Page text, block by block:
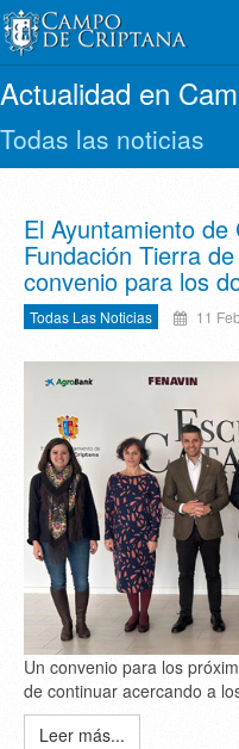
Actualidad en
Todas las noticias
El Ayuntamiento
Fundación Tierra
convenio para los
Todas Las Noticias 11
Un convenio para los
de continuar acercando a
Leer más...